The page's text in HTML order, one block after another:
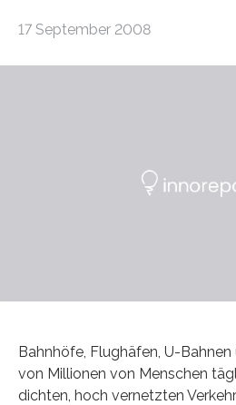
17 September 2008
Bahnhöfe, Flughäfen, U-
von Millionen von Menschen
dichten, hoch vernetzten